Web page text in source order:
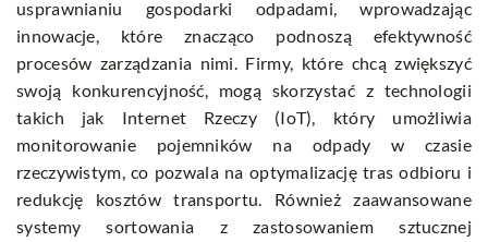
usprawnianiu gospodarki odpadami, wprowadzając
innowacje, które znacząco podnoszą efektywność
procesów zarządzania nimi. Firmy, które chcą zwiększyć
swoją konkurencyjność, mogą skorzystać z technologii
takich jak Internet Rzeczy (IoT), który umożliwia
monitorowanie pojemników na odpady w czasie
rzeczywistym, co pozwala na optymalizację tras odbioru i
redukcję kosztów transportu. Również zaawansowane
systemy sortowania z zastosowaniem sztucznej